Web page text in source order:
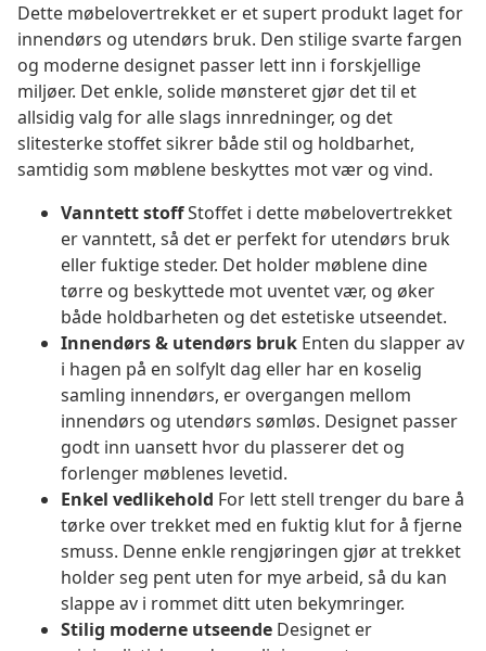
Dette møbelovertrekket er et supert produkt laget for
innendørs og utendørs bruk. Den stilige svarte fargen
og moderne designet passer lett inn i forskjellige
miljøer. Det enkle, solide mønsteret gjør det til et
allsidig valg for alle slags innredninger, og det
slitesterke stoffet sikrer både stil og holdbarhet,
samtidig som møblene beskyttes mot vær og vind.
Vanntett stoffStoffet i dette møbelovertrekket
er vanntett, så det er perfekt for utendørs bruk
eller fuktige steder. Det holder møblene dine
tørre og beskyttede mot uventet vær, og øker
både holdbarheten og det estetiske utseendet.
Innendørs & utendørs bruk Enten du slapper av
i hagen på en solfylt dag eller har en koselig
samling innendørs, er overgangen mellom
innendørs og utendørs sømløs. Designet passer
godt inn uansett hvor du plasserer det og
forlenger møblenes levetid.
Enkel vedlikehold For lett stell trenger du bare å
tørke over trekket med en fuktig klut for å fjerne
smuss. Denne enkle rengjøringen gjør at trekket
holder seg pent uten for mye arbeid, så du kan
slappe av i rommet ditt uten bekymringer.
Stilig moderne utseende Designet er